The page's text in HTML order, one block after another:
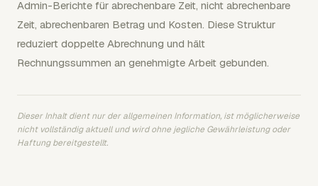
Admin-Berichte für abrechenbare Zeit, nicht abrechenbare
Zeit, abrechenbaren Betrag und Kosten. Diese Struktur
reduziert doppelte Abrechnung und hält
Rechnungssummen an genehmigte Arbeit gebunden.
Dieser Inhalt dient nur der allgemeinen Information, ist möglicherweise
nicht vollständig aktuell und wird ohne jegliche Gewährleistung oder
Haftung bereitgestellt.